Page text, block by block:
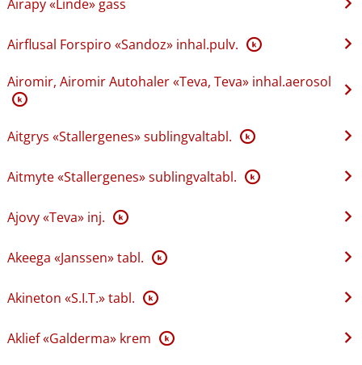
Airapy «Linde» gass
Airflusal Forspiro «Sandoz» inhal.pulv. K
Airomir, Airomir Autohaler «Teva, Teva» inhal.aerosol
K
Aitgrys «Stallergenes» sublingvaltabl. K
Aitmyte «Stallergenes» sublingvaltabl. K
Ajovy «Teva» inj. K
Akeega «Janssen» tabl. K
Akineton «S.I.T.» tabl. K
Aklief «Galderma» krem K